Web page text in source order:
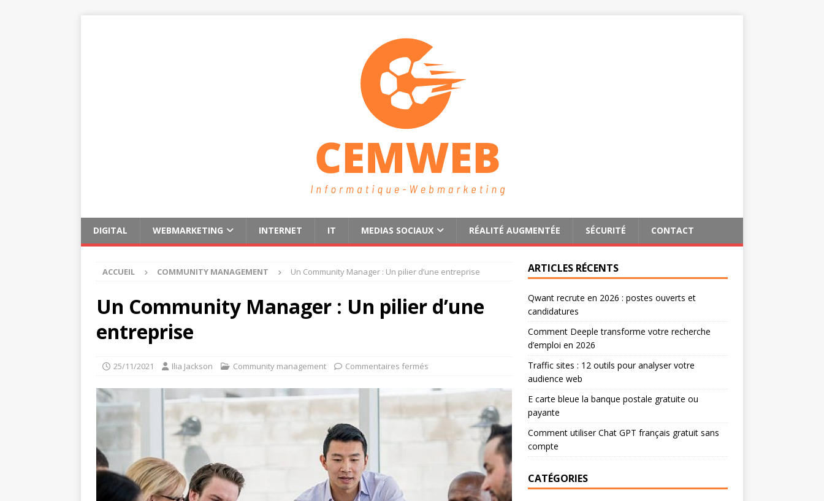
DIGITAL WEBMARKETING INTERNET IT MEDIAS SOCIAUX RÉALITÉ AUGMENTÉE SÉCURITÉ CONTACT
ACCUEIL COMMUNITY MANAGEMENT Un Community Manager : Un pilier d’une entreprise
Un Community Manager : Un pilier d’une
entreprise
25/11/2021 Ilia Jackson Community management Commentaires fermés
ARTICLES RÉCENTS
Qwant recrute en 2026 : postes ouverts et
candidatures
Comment Deeple transforme votre recherche
d’emploi en 2026
Traffic sites : 12 outils pour analyser votre
audience web
E carte bleue la banque postale gratuite ou
payante
Comment utiliser Chat GPT français gratuit sans
compte
CATÉGORIES